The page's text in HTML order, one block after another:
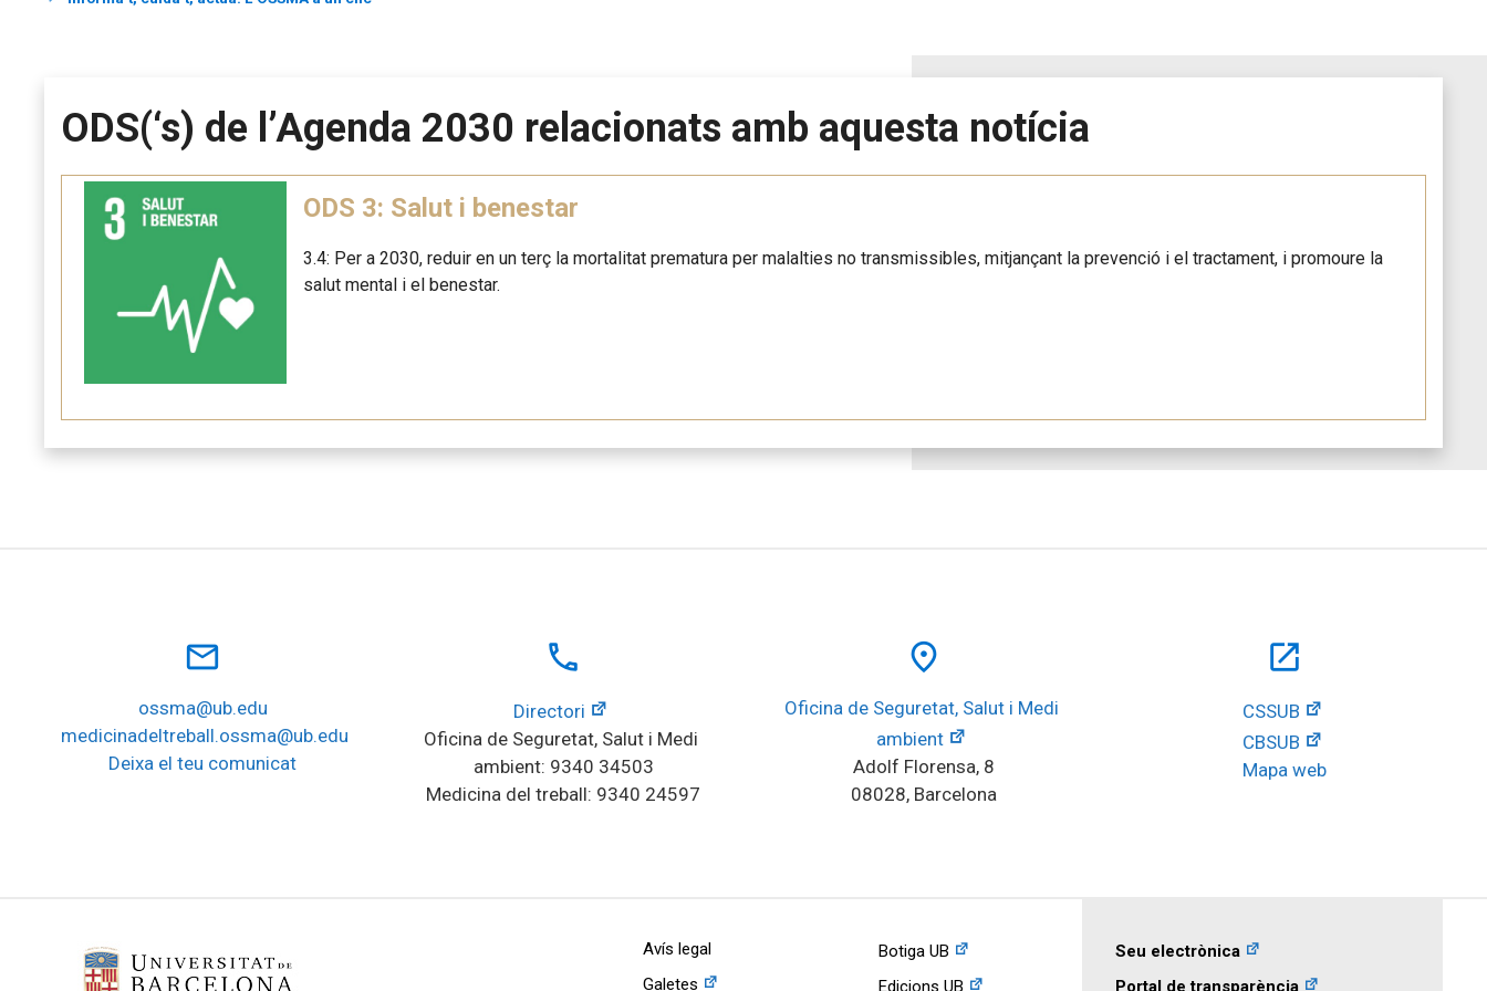
ODS(‘s) de l’Agenda 2030 relacionats amb aquesta notícia
ODS 3: Salut i benestar
3.4: Per a 2030, reduir en un terç la mortalitat prematura per malalties no transmissibles, mitjançant la prevenció i el tractament, i promoure la
salut mental i el benestar.
mail_outline
ossma@ub.edu
medicinadeltreball.ossma@ub.edu
Deixa el teu comunicat
local_phone
Directori
Oficina de Seguretat, Salut i Medi
ambient: 9340 34503
Medicina del treball: 9340 24597
place
Oficina de Seguretat, Salut i Medi
ambient
Adolf Florensa, 8
08028, Barcelona
open_in_new
CSSUB
CBSUB
Mapa web
Avís legal
Galetes
Botiga UB
Edicions UB
Seu electrònica
Portal de transparència